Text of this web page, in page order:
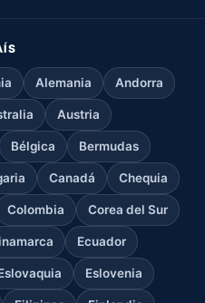
Alemania Andorra
Austria
Bélgica Bermudas
Canadá Chequia
Colombia Corea del Sur
Ecuador
Eslovenia